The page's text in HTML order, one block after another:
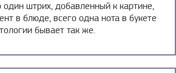
один штрих, добавленный к картине,
в блюде, всего одна нота в букете
бывает так же.